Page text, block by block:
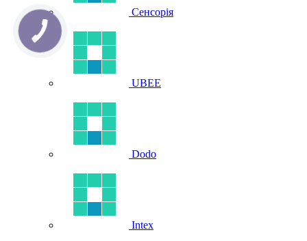
Сенсорія
UBEE
Dodo
Intex